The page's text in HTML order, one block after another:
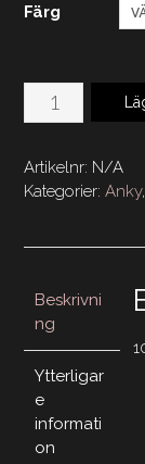
Färg
ANKY®
Styled
ATC192004
Artikelnr: N/A
Kategorier: Anky,
Beskrivni
ng
Ytterligar
e
informati
on